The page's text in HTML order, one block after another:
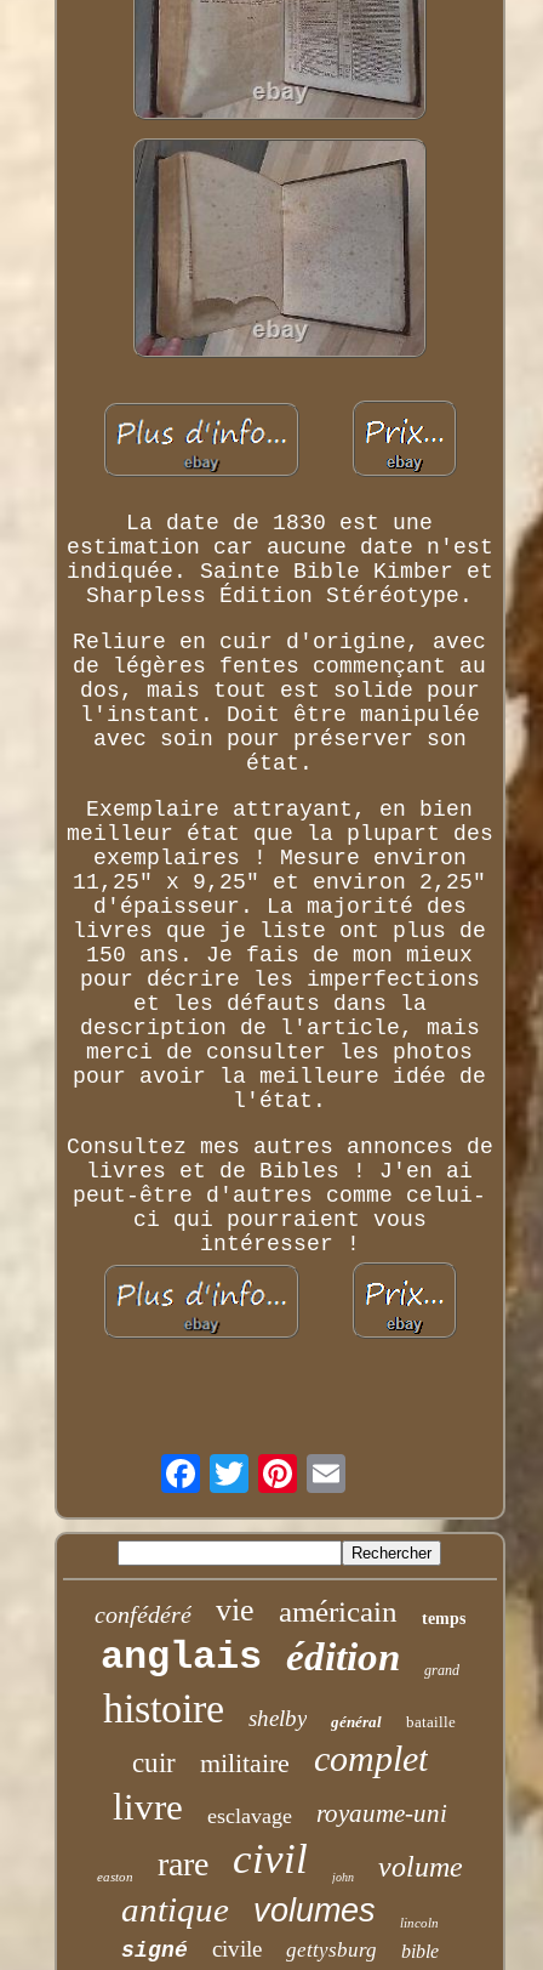
La date de 1830 est une
estimation car aucune date n'est
indiquée. Sainte Bible Kimber et
Sharpless Édition Stéréotype.
Reliure en cuir d'origine, avec
de légères fentes commençant au
dos, mais tout est solide pour
l'instant. Doit être manipulée
avec soin pour préserver son
état.
Exemplaire attrayant, en bien
meilleur état que la plupart des
exemplaires ! Mesure environ
11,25" x 9,25" et environ 2,25"
d'épaisseur. La majorité des
livres que je liste ont plus de
150 ans. Je fais de mon mieux
pour décrire les imperfections
et les défauts dans la
description de l'article, mais
merci de consulter les photos
pour avoir la meilleure idée de
l'état.
Consultez mes autres annonces de
livres et de Bibles ! J'en ai
peut-être d'autres comme celui-
ci qui pourraient vous
intéresser !
confédéré vie américain temps
anglais édition grand
histoire shelby général bataille
cuir militaire complet
livre esclavage royaume-uni
easton rare civil john volume
antique volumes lincoln
signé civile gettysburg bible